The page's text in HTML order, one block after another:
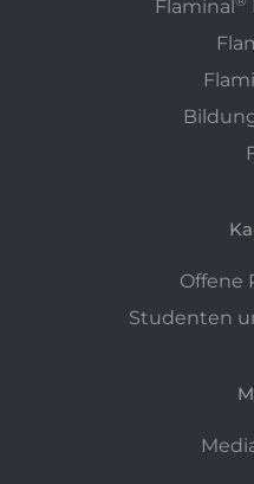
Flaminal
Offene
Studenten